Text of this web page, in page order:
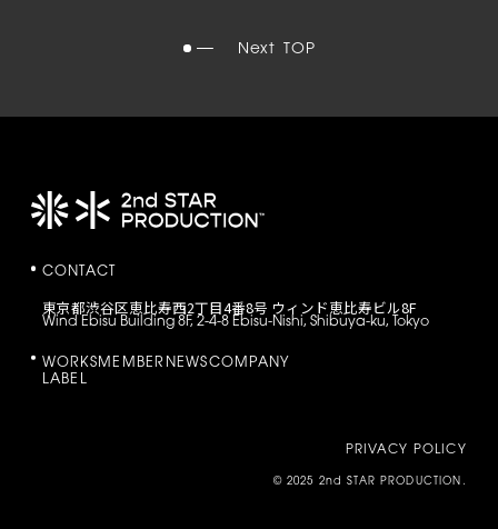
CONTACT
東京都渋谷区恵比寿西2丁目4番8号 ウィンド恵比寿ビル8F
Wind Ebisu Building 8F, 2-4-8 Ebisu-Nishi, Shibuya-ku, Tokyo
WORKSMEMBER NEWSCOMPANY
LABEL
PRIVACY POLICY
© 2025 2nd STAR PRODUCTION.
Next TOP